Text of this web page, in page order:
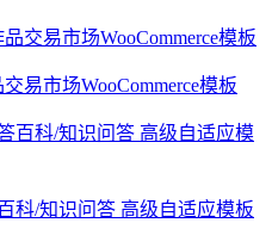
易市场WooCommerce模板
科/知识问答 高级自适应模板